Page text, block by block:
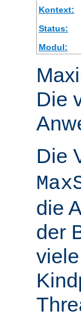
Kontext:
Status:
Modul:
Die
Die
die
der